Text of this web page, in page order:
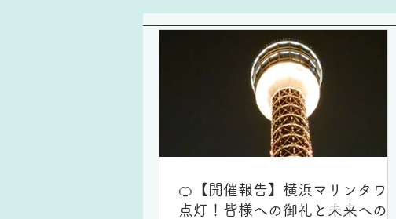
🍊【開催報告】横浜マリンタワー
点灯！皆様への御礼と未来への願